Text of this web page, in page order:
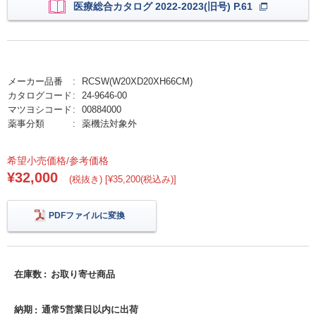
医療総合カタログ 2022-2023(旧号) P.61
メーカー品番
RCSW(W20XD20XH66CM)
カタログコード
24-9646-00
マツヨシコード
00884000
薬事分類
薬機法対象外
希望小売価格/参考価格
¥32,000 (税抜き) [¥35,200(税込み)]
PDFファイルに変換
在庫数 お取り寄せ商品
納期 通常5営業日以内に出荷